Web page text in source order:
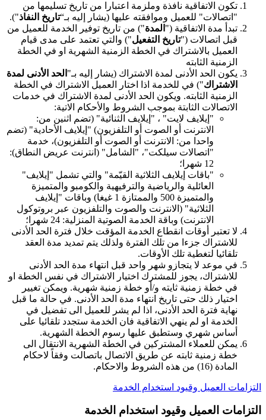
تكون الاتفاقية نافذة وملزمة اعتبارا من تاريخ تسليمها من
"اتصالات" للعميل وموافقته عليها (يشار إليه بـ“تاريخ النفاذ").
تبدأ مدة الاتفاقية (" المدة") من تاريخ توفير الخدمة للعميل من
قبل اتصالات ("تاريخ التفعيل") والتي تعتمد على مدى قيام
العميل بالاشتراك في الخطة الزمنية الشهرية او في الخطة
الزمنية الثابته
يكون الحد الأدنى لمدة الاشتراك (يشار إليه بـ" الحد الأدنى لمدة
الاشتراك") في للخدمة اذا اختار العميل الاشتراك في الخطة
الزمنية الثابته. ويكون الحد الأدنى لمدة الاشتراك في خدمات
الاتصالات الثابتة بموجب الشروط والأحكام الاتية:
"إيلايف لايت" ، "إيلايف الثنائية" (تضم اثنين من:
الانترنت أو الصوت أو التلفزيون) "إيلايف الأحادية" (تضم
واحدا من: الانترنت أو الصوت أو التلفزيون)، خدمة
"اتصالات سيلكت"، "الشامل" (انترنت عريض النطاق):
12 شهرا؛
"باقات إيلايف الثلاثية القيّمة" والتي تشمل "إيلايف"
العائلية والرياضية والترفيهية والكومبو والمتميزة
والمتميزة 500 والممتازة 1 غيغا) وباقات "إيلايف
الثلاثية" (الانترنت والصوت والتلفزيون عبر بروتوكول
الانترنت) وباقة الخدمة الصوتية المنزلية: 24 شهرا؛
لا تعتبر أوقات انقطاع الخدمة المؤقت خلال فترة الحد الأدنى
للاشتراك جزءا من تلك الفترة ولذلك يتم تمديد مدة العقد
تلقائيا لتغطية تلك الأوقات.
في موعد لا يتجازو شهر واحد قبل انتهاء مدة الحد الأدنى
للاشتراك، يجوز للمشترك اختيار الاشتراك في نفس الخطة او
في خطة زمنية ثايته و/أو خطة زمنية شهرية. ويمكن تغيير
اختيار ذلك حتى تاريخ انتهاء مدة الحد الأدنى. في حالة ما قبل
نهاية فترة الحد الأدنى، اذا لم يشر للعميل الى تفضيل في
الخدمة او لم ينهي الاتفاقية فان الخدمة ستجدد تلقائيا على
أساس شهري وستطبق عليها رسوم الخطة الشهرية.
يمكن للعملاء المشتركين في الخطة الشهرية الانتقال الى
خطة زمنية ثابته عن طريق الاتصال باتصالت وفقاً لاحكام
المادة (16) من هذه الشروط والاحكام.
التزامات العميل وقيود استخدام الخدمة
التزامات العميل وقيود استخدام الخدمة